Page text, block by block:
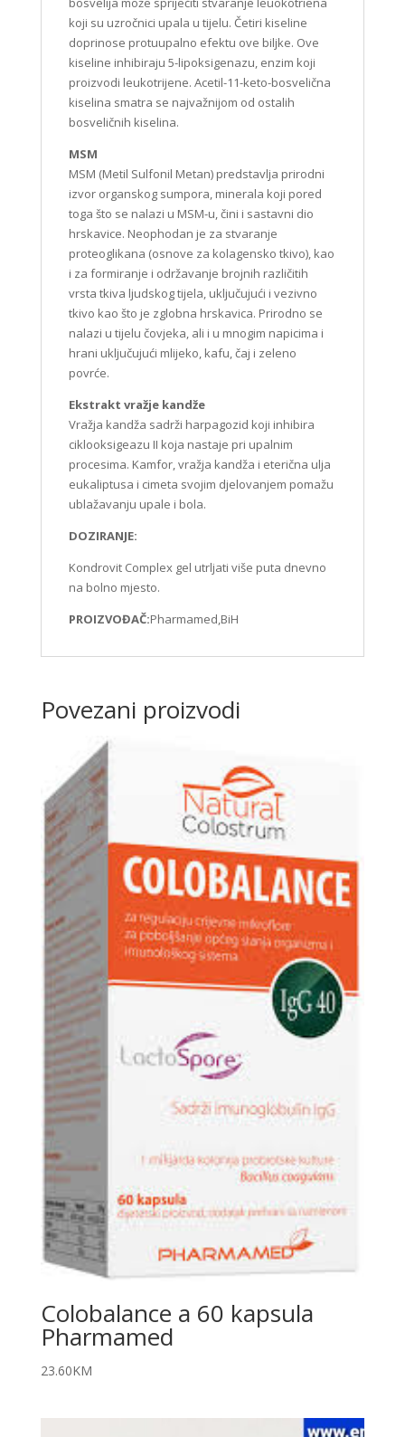
koji su uzročnici upala u tijelu. Četiri kiseline
doprinose protuupalno efektu ove biljke. Ove
kiseline inhibiraju 5-lipoksigenazu, enzim koji
proizvodi leukotrijene. Acetil-11-keto-bosvelična
kiselina smatra se najvažnijom od ostalih
bosveličnih kiselina.
MSM
MSM (Metil Sulfonil Metan) predstavlja prirodni
izvor organskog sumpora, minerala koji pored
toga što se nalazi u MSM-u, čini i sastavni dio
hrskavice. Neophodan je za stvaranje
proteoglikana (osnove za kolagensko tkivo), kao
i za formiranje i održavanje brojnih različitih
vrsta tkiva ljudskog tijela, uključujući i vezivno
tkivo kao što je zglobna hrskavica. Prirodno se
nalazi u tijelu čovjeka, ali i u mnogim napicima i
hrani uključujući mlijeko, kafu, čaj i zeleno
povrće.
Ekstrakt vražje kandže
Vražja kandža sadrži harpagozid koji inhibira
ciklooksigeazu II koja nastaje pri upalnim
procesima. Kamfor, vražja kandža i eterična ulja
eukaliptusa i cimeta svojim djelovanjem pomažu
ublažavanju upale i bola.
DOZIRANJE:
Kondrovit Complex gel utrljati više puta dnevno
na bolno mjesto.
PROIZVOĐAČ:Pharmamed,BiH
Povezani proizvodi
Colobalance a 60 kapsula
Pharmamed
23.60KM